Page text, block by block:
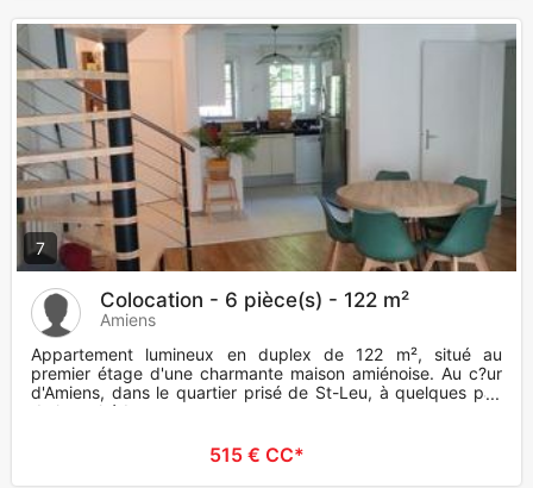
7
Colocation - 6 pièce(s) - 122 m²
Amiens
Appartement lumineux en duplex de 122 m², situé au
premier étage d'une charmante maison amiénoise. Au c?ur
d'Amiens, dans le quartier prisé de St-Leu, à quelques pas
de la cathédra
515 € CC*